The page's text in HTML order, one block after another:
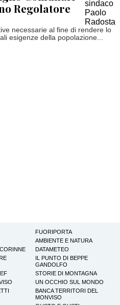
Regolatore
necessarie al fine di rendere lo
esigenze della popolazione...
FUORIPORTA
AMBIENTE E NATURA
DATAMETEO
IL PUNTO DI BEPPE
GANDOLFO
STORIE DI MONTAGNA
UN OCCHIO SUL MONDO
BANCA TERRITORI DEL
MONVISO